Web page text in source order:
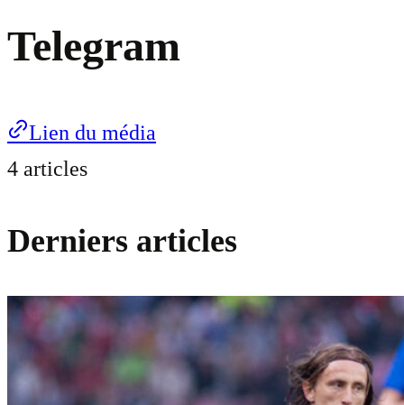
Telegram
Lien du média
4 articles
Derniers articles